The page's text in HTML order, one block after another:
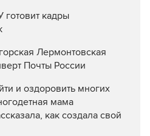
кадры
Лермонтовская
Почты России
и оздоровить многих
мама
как создала свой